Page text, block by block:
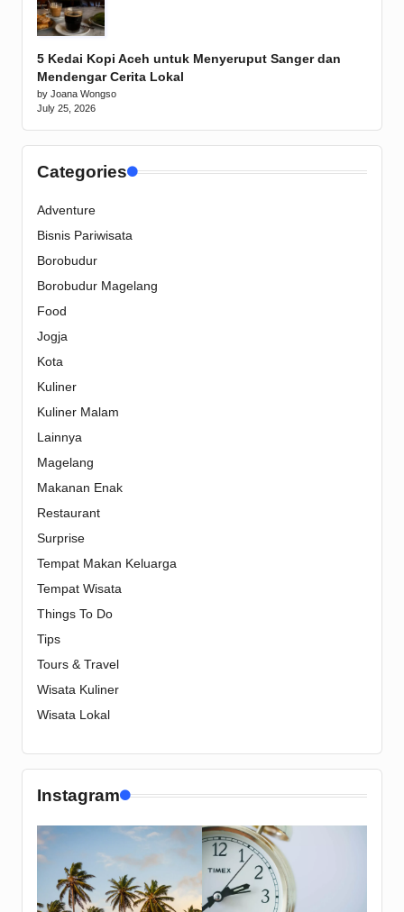
5 Kedai Kopi Aceh untuk Menyeruput Sanger dan
Mendengar Cerita Lokal
by Joana Wongso
July 25, 2026
Categories
Adventure
Bisnis Pariwisata
Borobudur
Borobudur Magelang
Food
Jogja
Kota
Kuliner
Kuliner Malam
Lainnya
Magelang
Makanan Enak
Restaurant
Surprise
Tempat Makan Keluarga
Tempat Wisata
Things To Do
Tips
Tours & Travel
Wisata Kuliner
Wisata Lokal
Instagram